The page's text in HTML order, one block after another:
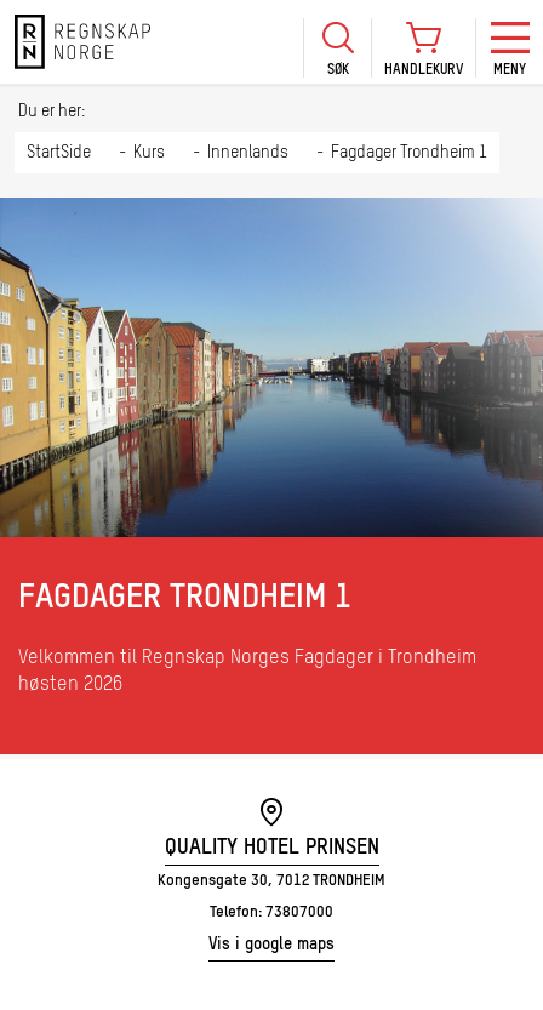
SØK HANDLEKURV MENY
HANDLE FLERE KURS
2026
Kurs
Du er her:
StartSide Kurs Innenlands Fagdager Trondheim 1
FAGDAGER TRONDHEIM 1
Velkommen til Regnskap Norges Fagdager i Trondheim
høsten 2026
QUALITY HOTEL PRINSEN
Kongensgate 30, 7012 TRONDHEIM
Telefon: 73807000
Vis i google maps